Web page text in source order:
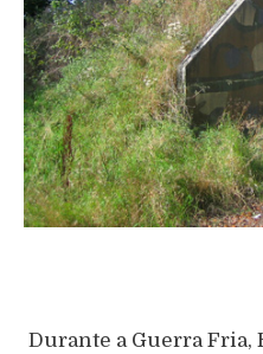
Durante a Guerra Fria,